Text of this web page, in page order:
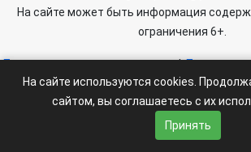
На сайте может быть информация
ограничения 6+.
Пользовательское соглашение|Политика
|Условия доступа к
На сайте используются cookies.
сайтом, вы соглашаетесь с их
Принять